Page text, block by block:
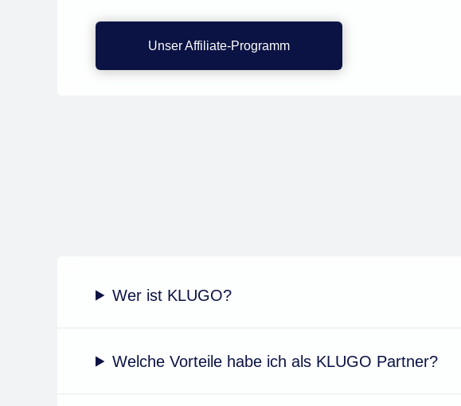
Unser Affiliate-Programm
Wer ist KLUGO?
Welche Vorteile habe ich als KLUGO Partner?